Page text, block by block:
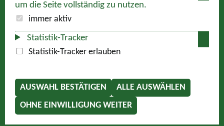
um die Seite vollständig zu nutzen.
immer aktiv
Statistik-Tracker
Statistik-Tracker erlauben
AUSWAHL BESTÄTIGEN
ALLE AUSWÄHLEN
OHNE EINWILLIGUNG WEITER